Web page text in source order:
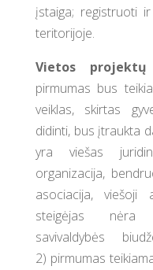
įstaiga; registruoti
teritorijoje.
Vietos
pirmumas bus
veiklas, skirtas
didinti, bus įtraukta
yra viešas
organizacija,
asociacija, viešoji
steigėjas nėra
savivaldybės
2) pirmumas